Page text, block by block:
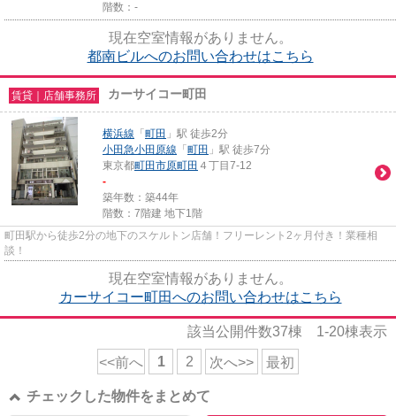
階数：-
現在空室情報がありません。
都南ビルへのお問い合わせはこちら
賃貸｜店舗事務所 カーサイコー町田
横浜線 「 町田 」駅 徒歩2分
小田急小田原線 「 町田 」駅 徒歩7分
東京都町田市原町田 ４丁目7-12
-
築年数：築44年
階数：7階建 地下1階
町田駅から徒歩2分の地下のスケルトン店舗！フリーレント2ヶ月付き！業種相
談！
現在空室情報がありません。
カーサイコー町田へのお問い合わせはこちら
該当公開件数37棟 1-20棟表示
<<前へ 1 2 次へ>> 最初
チェックした物件をまとめて